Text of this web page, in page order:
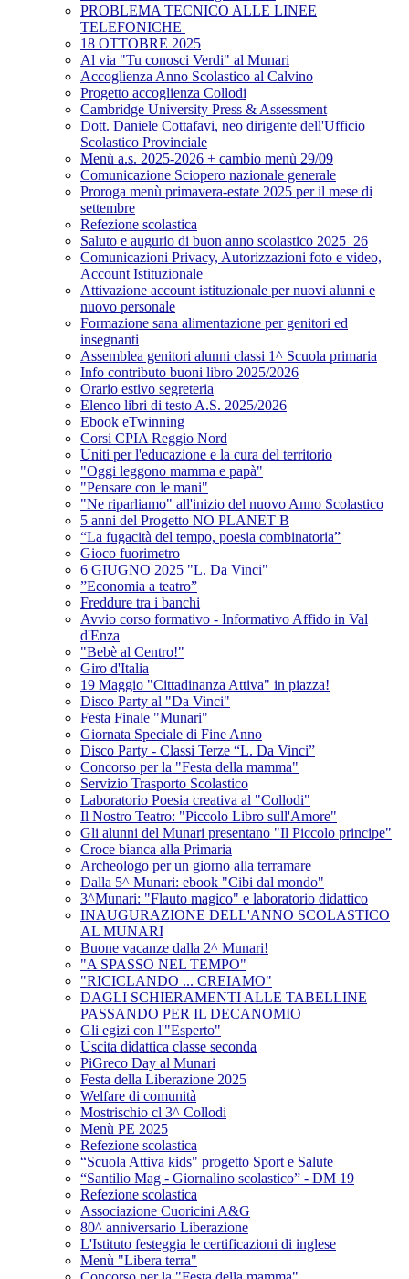
PROBLEMA TECNICO ALLE LINEE
TELEFONICHE
18 OTTOBRE 2025
Al via "Tu conosci Verdi" al Munari
Accoglienza Anno Scolastico al Calvino
Progetto accoglienza Collodi
Cambridge University Press & Assessment
Dott. Daniele Cottafavi, neo dirigente dell'Ufficio
Scolastico Provinciale
Menù a.s. 2025-2026 + cambio menù 29/09
Comunicazione Sciopero nazionale generale
Proroga menù primavera-estate 2025 per il mese di
settembre
Refezione scolastica
Saluto e augurio di buon anno scolastico 2025_26
Comunicazioni Privacy, Autorizzazioni foto e video,
Account Istituzionale
Attivazione account istituzionale per nuovi alunni e
nuovo personale
Formazione sana alimentazione per genitori ed
insegnanti
Assemblea genitori alunni classi 1^ Scuola primaria
Info contributo buoni libro 2025/2026
Orario estivo segreteria
Elenco libri di testo A.S. 2025/2026
Ebook eTwinning
Corsi CPIA Reggio Nord
Uniti per l'educazione e la cura del territorio
"Oggi leggono mamma e papà"
"Pensare con le mani"
"Ne riparliamo" all'inizio del nuovo Anno Scolastico
5 anni del Progetto NO PLANET B
“La fugacità del tempo, poesia combinatoria”
Gioco fuorimetro
6 GIUGNO 2025 "L. Da Vinci"
”Economia a teatro”
Freddure tra i banchi
Avvio corso formativo - Informativo Affido in Val
d'Enza
"Bebè al Centro!"
Giro d'Italia
19 Maggio "Cittadinanza Attiva" in piazza!
Disco Party al "Da Vinci"
Festa Finale "Munari"
Giornata Speciale di Fine Anno
Disco Party - Classi Terze “L. Da Vinci”
Concorso per la "Festa della mamma"
Servizio Trasporto Scolastico
Laboratorio Poesia creativa al "Collodi"
Il Nostro Teatro: "Piccolo Libro sull'Amore"
Gli alunni del Munari presentano "Il Piccolo principe"
Croce bianca alla Primaria
Archeologo per un giorno alla terramare
Dalla 5^ Munari: ebook "Cibi dal mondo"
3^Munari: "Flauto magico" e laboratorio didattico
INAUGURAZIONE DELL'ANNO SCOLASTICO
AL MUNARI
Buone vacanze dalla 2^ Munari!
"A SPASSO NEL TEMPO"
"RICICLANDO ... CREIAMO"
DAGLI SCHIERAMENTI ALLE TABELLINE
PASSANDO PER IL DECANOMIO
Gli egizi con l'"Esperto"
Uscita didattica classe seconda
PiGreco Day al Munari
Festa della Liberazione 2025
Welfare di comunità
Mostrischio cl 3^ Collodi
Menù PE 2025
Refezione scolastica
“Scuola Attiva kids" progetto Sport e Salute
“Santilio Mag - Giornalino scolastico” - DM 19
Refezione scolastica
Associazione Cuoricini A&G
80^ anniversario Liberazione
L'Istituto festeggia le certificazioni di inglese
Menù "Libera terra"